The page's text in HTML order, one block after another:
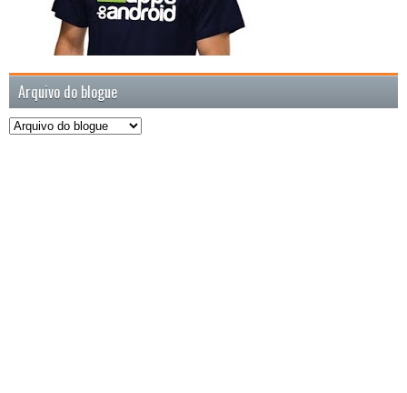
Arquivo do blogue